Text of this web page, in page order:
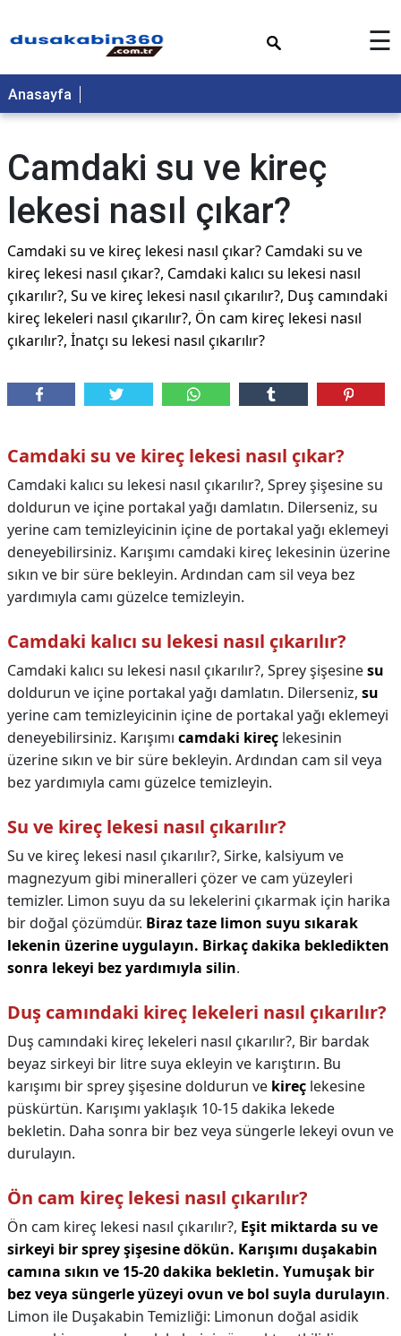
☰
Anasayfa
Camdaki su ve kireç
lekesi nasıl çıkar?
Camdaki su ve kireç lekesi nasıl çıkar? Camdaki su ve
kireç lekesi nasıl çıkar?, Camdaki kalıcı su lekesi nasıl
çıkarılır?, Su ve kireç lekesi nasıl çıkarılır?, Duş camındaki
kireç lekeleri nasıl çıkarılır?, Ön cam kireç lekesi nasıl
çıkarılır?, İnatçı su lekesi nasıl çıkarılır?
Camdaki su ve kireç lekesi nasıl çıkar?
Camdaki kalıcı su lekesi nasıl çıkarılır?, Sprey şişesine su
doldurun ve içine portakal yağı damlatın. Dilerseniz, su
yerine cam temizleyicinin içine de portakal yağı eklemeyi
deneyebilirsiniz. Karışımı camdaki kireç lekesinin üzerine
sıkın ve bir süre bekleyin. Ardından cam sil veya bez
yardımıyla camı güzelce temizleyin.
Camdaki kalıcı su lekesi nasıl çıkarılır?
Camdaki kalıcı su lekesi nasıl çıkarılır?, Sprey şişesinesu
doldurun ve içine portakal yağı damlatın. Dilerseniz, su
yerine cam temizleyicinin içine de portakal yağı eklemeyi
deneyebilirsiniz. Karışımı camdaki kireç lekesinin
üzerine sıkın ve bir süre bekleyin. Ardından cam sil veya
bez yardımıyla camı güzelce temizleyin.
Su ve kireç lekesi nasıl çıkarılır?
Su ve kireç lekesi nasıl çıkarılır?, Sirke, kalsiyum ve
magnezyum gibi mineralleri çözer ve cam yüzeyleri
temizler. Limon suyu da su lekelerini çıkarmak için harika
bir doğal çözümdür. Biraz taze limon suyu sıkarak
lekenin üzerine uygulayın. Birkaç dakika bekledikten
sonra lekeyi bez yardımıyla silin.
Duş camındaki kireç lekeleri nasıl çıkarılır?
Duş camındaki kireç lekeleri nasıl çıkarılır?, Bir bardak
beyaz sirkeyi bir litre suya ekleyin ve karıştırın. Bu
karışımı bir sprey şişesine doldurun ve kireç lekesine
püskürtün. Karışımı yaklaşık 10-15 dakika lekede
bekletin. Daha sonra bir bez veya süngerle lekeyi ovun ve
durulayın.
Ön cam kireç lekesi nasıl çıkarılır?
Ön cam kireç lekesi nasıl çıkarılır?, Eşit miktarda su ve
sirkeyi bir sprey şişesine dökün. Karışımı duşakabin
camına sıkın ve 15-20 dakika bekletin. Yumuşak bir
bez veya süngerle yüzeyi ovun ve bol suyla durulayın.
Limon ile Duşakabin Temizliği: Limonun doğal asidik